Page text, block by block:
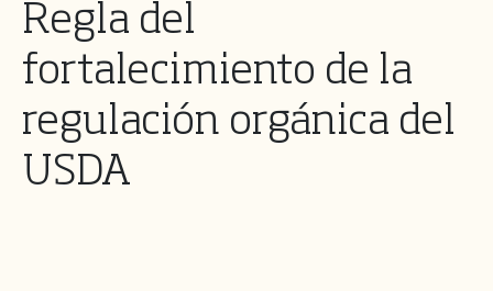
Regla del
fortalecimiento de la
regulación orgánica del
USDA